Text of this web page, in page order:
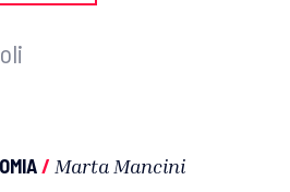
/ Marta Mancini